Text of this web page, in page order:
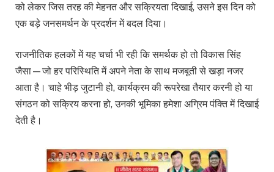
को लेकर जिस तरह की मेहनत और सक्रियता दिखाई, उसने इस दिन को
एक बड़े जनसमर्थन के प्रदर्शन में बदल दिया।
राजनीतिक हलकों में यह चर्चा भी रही कि समर्थक हो तो विकास सिंह
जैसा—जो हर परिस्थिति में अपने नेता के साथ मजबूती से खड़ा नजर
आता है। चाहे भीड़ जुटानी हो, कार्यक्रम की रूपरेखा तैयार करनी हो या
संगठन को सक्रिय करना हो, उनकी भूमिका हमेशा अग्रिम पंक्ति में दिखाई
देती है।